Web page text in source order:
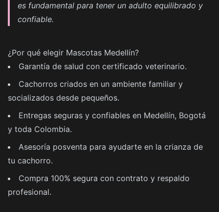
es fundamental para tener un adulto equilibrado y
confiable.
¿Por qué elegir Mascotas Medellín?
Garantía de salud con certificado veterinario.
Cachorros criados en un ambiente familiar y
socializados desde pequeños.
Entregas seguras y confiables en Medellín, Bogotá
y toda Colombia.
Asesoría posventa para ayudarte en la crianza de
tu cachorro.
Compra 100% segura con contrato y respaldo
profesional.